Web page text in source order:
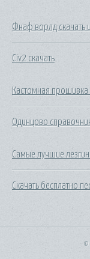
Фнаф ворлд скачать
Civ2 скачать
Кастомная прошивка
Одинцово
Самые лучшие
Скачать бесплатно
©